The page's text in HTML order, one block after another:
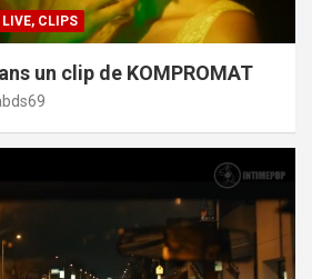
LIVE, CLIPS
un clip de KOMPROMAT